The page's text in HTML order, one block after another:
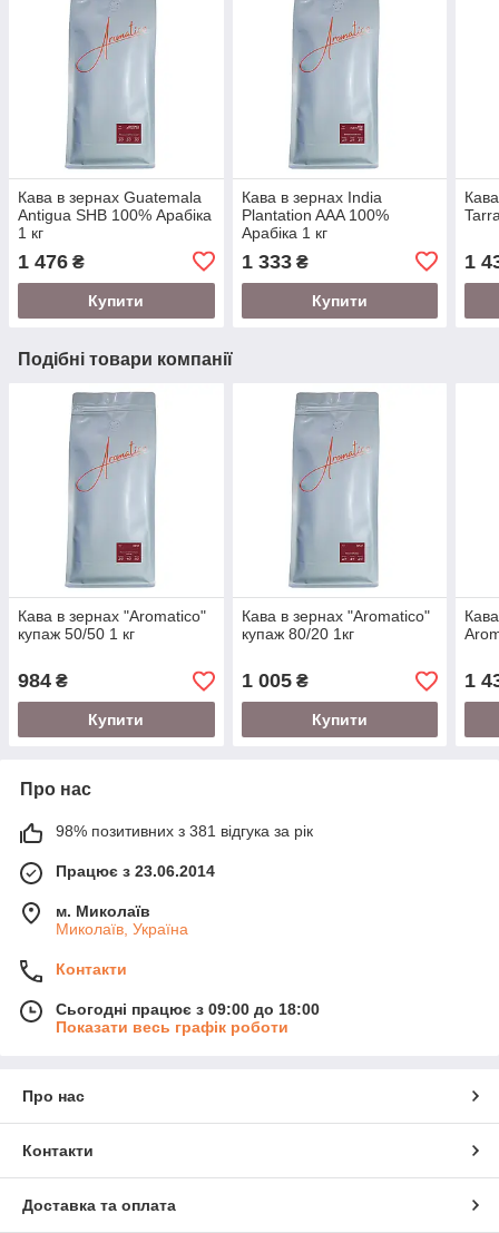
Кава в зернах Guatemala
Antigua SHB 100% Арабіка
1 кг
1 476 ₴
Купити
Кава в зернах India
Plantation AAA 100%
Арабіка 1 кг
1 333₴
Купити
1
Подібні товари компанії
Кава в зернах "Aromatico"
купаж 50/50 1 кг
984 ₴
Купити
Кава в зернах "Aromatico"
купаж 80/20 1кг
1 005₴
Купити
1
Про нас
98% позитивних з 381 відгука за рік
Працює з 23.06.2014
м. Миколаїв
Миколаїв, Україна
Контакти
Сьогодні працює з 09:00 до 18:00
Показати весь графік роботи
Про нас
Контакти
Доставка та оплата